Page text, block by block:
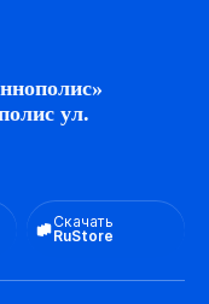
ул.
Скачать
RuStore